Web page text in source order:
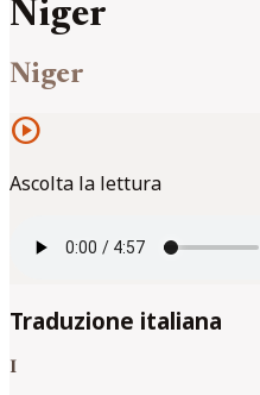
Niger
Niger
play_circle
Ascolta la lettura
Traduzione italiana
I